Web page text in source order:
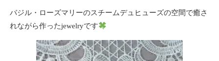
バジル・ローズマリーのスチームデュヒューズの空間で癒さ
れながら作ったjewelryです